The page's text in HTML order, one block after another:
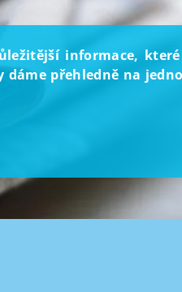
informace,
přehledně na